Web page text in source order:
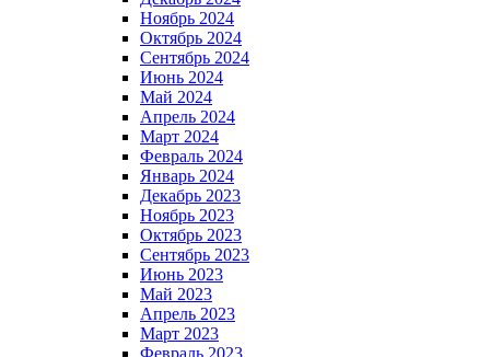
Ноябрь 2024
Октябрь 2024
Сентябрь 2024
Июнь 2024
Май 2024
Апрель 2024
Март 2024
Февраль 2024
Январь 2024
Декабрь 2023
Ноябрь 2023
Октябрь 2023
Сентябрь 2023
Июнь 2023
Май 2023
Апрель 2023
Март 2023
Февраль 2023